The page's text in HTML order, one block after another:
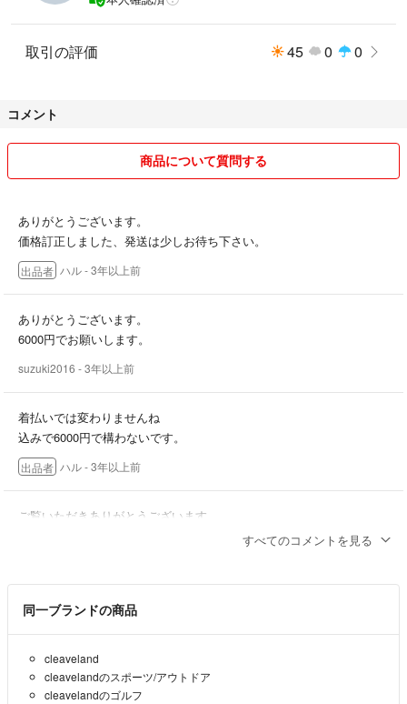
取引の評価 45 0 0
コメント
商品について質問する
ありがとうございます。
価格訂正しました、発送は少しお待ち下さい。
出品者 ハル- 3年以上前
ありがとうございます。
6000円でお願いします。
suzuki2016 - 3年以上前
着払いでは変わりませんね
込みで6000円で構わないです。
出品者 ハル- 3年以上前
ご覧いただきありがとうございます。
出品者 ハル- 3年以上前
6000円で購入は可能ですか？
suzuki2016- 3年以上前
すべてのコメントを見る
同一ブランドの商品
cleaveland
cleavelandのスポーツ/アウトドア
cleavelandのゴルフ